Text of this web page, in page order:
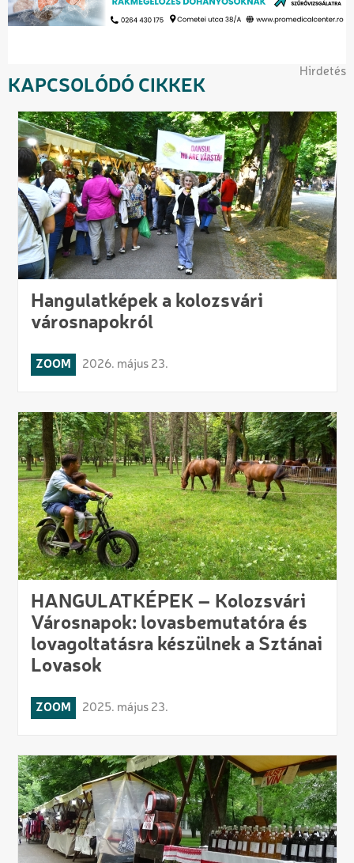
Hirdetés
KAPCSOLÓDÓ CIKKEK
Hangulatképek a kolozsvári
városnapokról
ZOOM 2026. május 23.
HANGULATKÉPEK – Kolozsvári
Városnapok: lovasbemutatóra és
lovagoltatásra készülnek a Sztánai
Lovasok
ZOOM 2025. május 23.